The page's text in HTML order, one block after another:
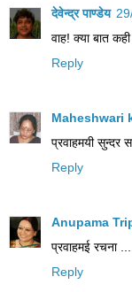
देवेन्द्र पाण्डेय
वाह! क्या बात
Reply
Maheshwari
प्रवाहमयी सुन्दर
Reply
Anupama
प्रवाहमई रचना
Reply